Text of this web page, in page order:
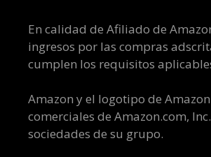
En calidad de Afiliado de
ingresos por las compras
cumplen los requisitos
Amazon y el logotipo de
comerciales de Amazon.com,
sociedades de su grupo.